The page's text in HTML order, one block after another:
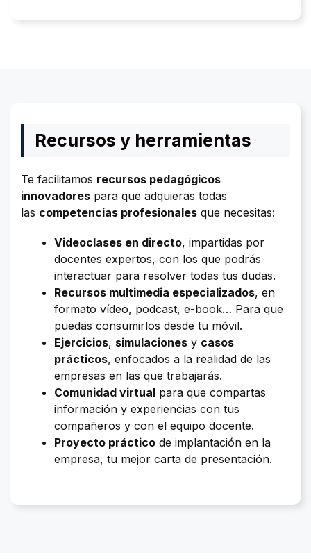
Recursos y herramientas
Te facilitamos recursos pedagógicos
innovadores para que adquieras todas
las competencias profesionales que necesitas:
Videoclases en directo, impartidas por
docentes expertos, con los que podrás
interactuar para resolver todas tus dudas.
Recursos multimedia especializados, en
formato vídeo, podcast, e-book… Para que
puedas consumirlos desde tu móvil.
Ejercicios, simulaciones y casos
prácticos, enfocados a la realidad de las
empresas en las que trabajarás.
Comunidad virtual para que compartas
información y experiencias con tus
compañeros y con el equipo docente.
Proyecto práctico de implantación en la
empresa, tu mejor carta de presentación.